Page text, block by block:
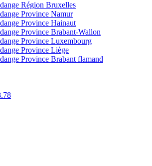
Région Bruxelles
Province Namur
Province Hainaut
Province Brabant-Wallon
Province Luxembourg
Province Liège
Province Brabant flamand